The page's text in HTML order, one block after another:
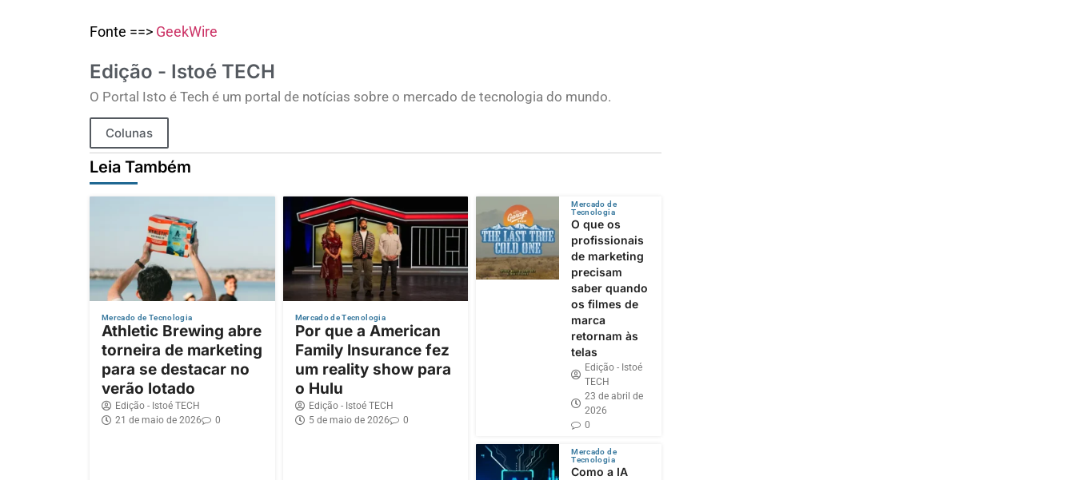
Fonte ==> GeekWire
Edição - Istoé TECH
O Portal Isto é Tech é um portal de notícias sobre o mercado de tecnologia do mundo.
Colunas
Leia Também
Mercado de Tecnologia
Athletic Brewing abre
torneira de marketing
para se destacar no
verão lotado
Edição - Istoé TECH
21 de maio de 2026
0
Mercado de Tecnologia
Por que a American
Family Insurance fez
um reality show para
o Hulu
Edição - Istoé TECH
5 de maio de 2026
0
Mercado de
Tecnologia
O que os
profissionais
de marketing
precisam
saber quando
os filmes de
marca
retornam às
telas
Edição - Istoé
TECH
23 de abril de
2026
0
Mercado de
Tecnologia
Como a IA